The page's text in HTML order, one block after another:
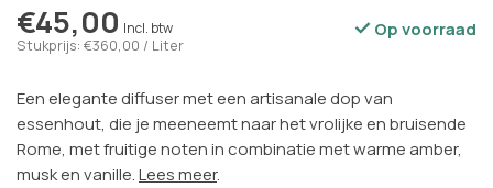
€45,00 Incl. btw
Stukprijs: €360,00 / Liter
Op voorraad
Een elegante diffuser met een artisanale dop van
essenhout, die je meeneemt naar het vrolijke en bruisende
Rome, met fruitige noten in combinatie met warme amber,
musk en vanille.Lees meer.